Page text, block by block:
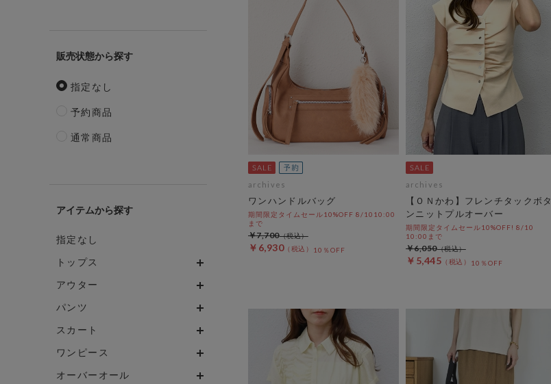
販売状態
指定なし
予約商品
通常商品
アイテム
指定なし
トップス
アウター
パンツ
スカート
ワンピース
オーバーオール
archives
ワンハンドルバッグ
期間限定タイムセール10%OFF 8/1010:00
まで
￥6,930 10％OFF
￥7,700
archives
【ＯＮかわ】フレンチタックボタ
ンニットプルオーバー
期間限定タイムセール10%OFF! 8/10
10:00まで
￥5,445 10％OFF
￥6,050